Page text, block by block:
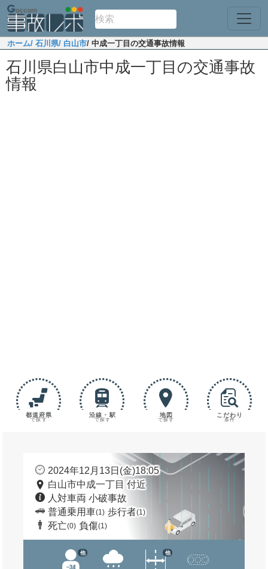
ホーム/ 石川県/ 白山市/ 中成一丁目の交通事故情報
石川県白山市中成一丁目の交通事故
情報
都道府県
で探す
沿線・駅
で探す
地図
で探す
こだわり
条件
2024年12月13日(金)18:05
白山市中成一丁目 付近
人対車両 小破事故
普通乗用車(1) 歩行者(1)
死亡(0) 負傷(1)
他 他